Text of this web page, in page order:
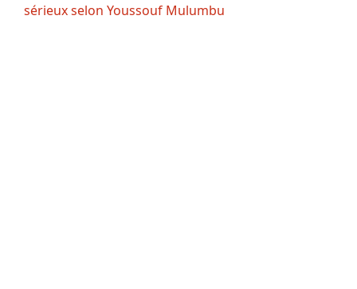
sérieux selon Youssouf Mulumbu